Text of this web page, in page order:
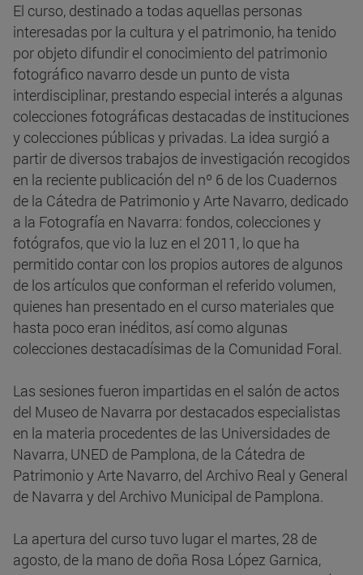
El curso, destinado a todas aquellas personas
interesadas por la cultura y el patrimonio, ha tenido
por objeto difundir el conocimiento del patrimonio
fotográfico navarro desde un punto de vista
interdisciplinar, prestando especial interés a algunas
colecciones fotográficas destacadas de instituciones
y colecciones públicas y privadas. La idea surgió a
partir de diversos trabajos de investigación recogidos
en la reciente publicación del nº 6 de los Cuadernos
de la Cátedra de Patrimonio y Arte Navarro, dedicado
a la Fotografía en Navarra: fondos, colecciones y
fotógrafos, que vio la luz en el 2011, lo que ha
permitido contar con los propios autores de algunos
de los artículos que conforman el referido volumen,
quienes han presentado en el curso materiales que
hasta poco eran inéditos, así como algunas
colecciones destacadísimas de la Comunidad Foral.
Las sesiones fueron impartidas en el salón de actos
del Museo de Navarra por destacados especialistas
en la materia procedentes de las Universidades de
Navarra, UNED de Pamplona, de la Cátedra de
Patrimonio y Arte Navarro, del Archivo Real y General
de Navarra y del Archivo Municipal de Pamplona.
La apertura del curso tuvo lugar el martes, 28 de
agosto, de la mano de doña Rosa López Garnica,